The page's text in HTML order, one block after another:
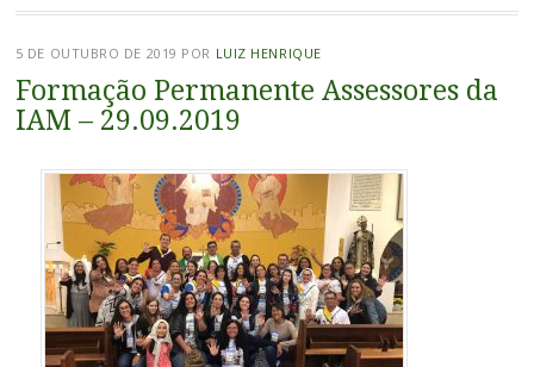
5 DE OUTUBRO DE 2019 POR LUIZ HENRIQUE
Formação Permanente Assessores da
IAM – 29.09.2019